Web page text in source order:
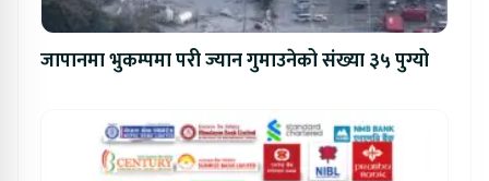
जापानमा भुकम्पमा परी ज्यान गुमाउनेको संख्या ३५ पुग्यो